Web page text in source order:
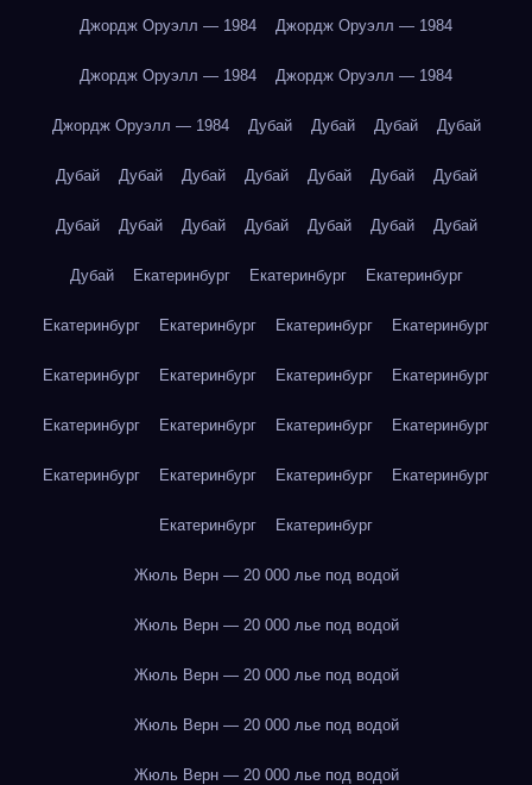
Джордж Оруэлл — 1984 Джордж Оруэлл — 1984
Джордж Оруэлл — 1984 Джордж Оруэлл — 1984
Джордж Оруэлл — 1984 Дубай Дубай Дубай Дубай
Дубай Дубай Дубай Дубай Дубай Дубай Дубай
Дубай Дубай Дубай Дубай Дубай Дубай Дубай
Дубай Екатеринбург Екатеринбург Екатеринбург
Екатеринбург Екатеринбург Екатеринбург Екатеринбург
Екатеринбург Екатеринбург Екатеринбург Екатеринбург
Екатеринбург Екатеринбург Екатеринбург Екатеринбург
Екатеринбург Екатеринбург Екатеринбург Екатеринбург
Екатеринбург Екатеринбург
Жюль Верн — 20 000 лье под водой
Жюль Верн — 20 000 лье под водой
Жюль Верн — 20 000 лье под водой
Жюль Верн — 20 000 лье под водой
Жюль Верн — 20 000 лье под водой